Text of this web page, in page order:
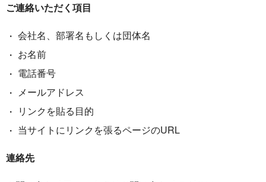
ご連絡いただく項目
会社名、部署名もしくは団体名
お名前
電話番号
メールアドレス
リンクを貼る目的
当サイトにリンクを張るページのURL
連絡先